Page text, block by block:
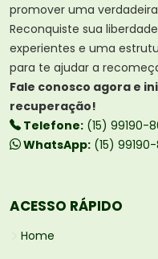
promover uma
Reconquiste sua
experientes e uma
para te ajudar a
Fale conosco agora e
recuperação!
Telefone: (15) 99190-
WhatsApp: (15) 99190-
ACESSO RÁPIDO
Home